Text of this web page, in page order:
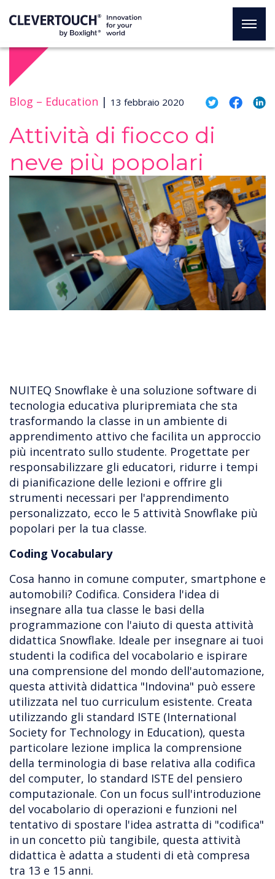
Blog – Education | 13 febbraio 2020
Attività di fiocco di
neve più popolari
NUITEQ Snowflake è una soluzione software di
tecnologia educativa pluripremiata che sta
trasformando la classe in un ambiente di
apprendimento attivo che facilita un approccio
più incentrato sullo studente. Progettate per
responsabilizzare gli educatori, ridurre i tempi
di pianificazione delle lezioni e offrire gli
strumenti necessari per l'apprendimento
personalizzato, ecco le 5 attività Snowflake più
popolari per la tua classe.
Coding Vocabulary
Cosa hanno in comune computer, smartphone e
automobili? Codifica. Considera l'idea di
insegnare alla tua classe le basi della
programmazione con l'aiuto di questa attività
didattica Snowflake. Ideale per insegnare ai tuoi
studenti la codifica del vocabolario e ispirare
una comprensione del mondo dell'automazione,
questa attività didattica "Indovina" può essere
utilizzata nel tuo curriculum esistente. Creata
utilizzando gli standard ISTE (International
Society for Technology in Education), questa
particolare lezione implica la comprensione
della terminologia di base relativa alla codifica
del computer, lo standard ISTE del pensiero
computazionale. Con un focus sull'introduzione
del vocabolario di operazioni e funzioni nel
tentativo di spostare l'idea astratta di "codifica"
in un concetto più tangibile, questa attività
didattica è adatta a studenti di età compresa
tra 13 e 15 anni.